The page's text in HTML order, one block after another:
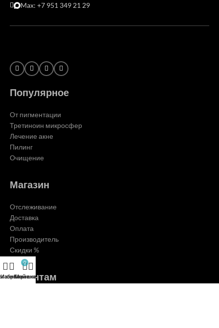
Max: +7 951 349 21 29
Популярное
От пигментации
Третиноин микросфер
Лечение акне
Пилинг
Очищение
Магазин
Отслеживание
Доставка
Оплата
Производитель
Скидки %
Клиентам
Избранное
0
Корзина
Мой аккаунт